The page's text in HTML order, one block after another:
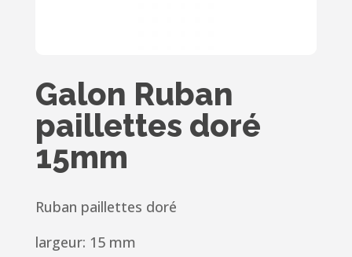
Galon Ruban
paillettes doré
15mm
Ruban paillettes doré
largeur: 15 mm